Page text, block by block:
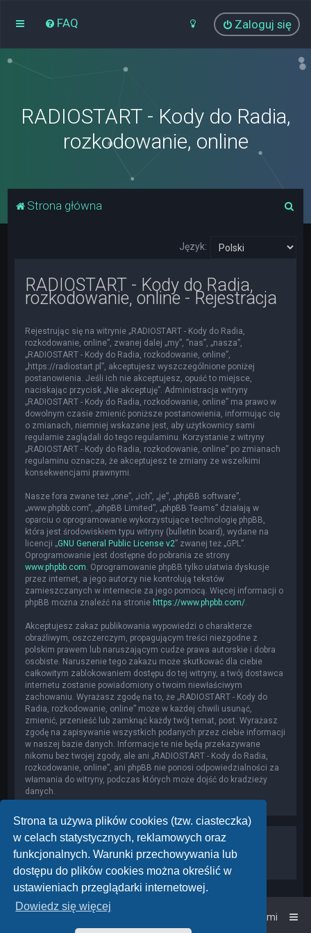
Strona ta używa plików cookies (tzw. ciasteczka)
w celach statystycznych, reklamowych oraz
funkcjonalnych. Warunki przechowywania lub
dostępu do plików cookies można określić w
ustawieniach przeglądarki internetowej.
Dowiedz się więcej
FAQ Zaloguj się
RADIOSTART - Kody do Radia,
rozkodowanie, online
Strona główna
Język:
RADIOSTART - Kody do Radia,
rozkodowanie, online - Rejestracja
Rejestrując się na witrynie „RADIOSTART - Kody do Radia,
rozkodowanie, online”, zwanej dalej „my”, ”nas”, „nasza”,
„RADIOSTART - Kody do Radia, rozkodowanie, online”,
„https://radiostart.pl”, akceptujesz wyszczególnione poniżej
postanowienia. Jeśli ich nie akceptujesz, opuść to miejsce,
naciskając przycisk „Nie akceptuję”. Administracja witryny
„RADIOSTART - Kody do Radia, rozkodowanie, online” ma prawo w
dowolnym czasie zmienić poniższe postanowienia, informując cię
o zmianach, niemniej wskazane jest, aby użytkownicy sami
regularnie zaglądali do tego regulaminu. Korzystanie z witryny
„RADIOSTART - Kody do Radia, rozkodowanie, online” po zmianach
regulaminu oznacza, że akceptujesz te zmiany ze wszelkimi
konsekwencjami prawnymi.
Nasze fora zwane też „one”, „ich”, „je”, „phpBB software”,
„www.phpbb.com”, „phpBB Limited”, „phpBB Teams” działają w
oparciu o oprogramowanie wykorzystujące technologię phpBB,
która jest środowiskiem typu witryny (bulletin board), wydane na
licencji „GNU General Public License v2” zwanej też „GPL”.
Oprogramowanie jest dostępne do pobrania ze strony
www.phpbb.com . Oprogramowanie phpBB tylko ułatwia dyskusje
przez internet, a jego autorzy nie kontrolują tekstów
zamieszczanych w internecie za jego pomocą. Więcej informacji o
phpBB można znaleźć na stronie https://www.phpbb.com/
Akceptujesz zakaz publikowania wypowiedzi o charakterze
obraźliwym, oszczerczym, propagującym treści niezgodne z
polskim prawem lub naruszającym cudze prawa autorskie i dobra
osobiste. Naruszenie tego zakazu może skutkować dla ciebie
całkowitym zablokowaniem dostępu do tej witryny, a twój dostawca
internetu zostanie powiadomiony o twoim niewłaściwym
zachowaniu. Wyrażasz zgodę na to, że „RADIOSTART - Kody do
Radia, rozkodowanie, online” może w każdej chwili usunąć,
zmienić, przenieść lub zamknąć każdy twój temat, post. Wyrażasz
zgodę na zapisywanie wszystkich podanych przez ciebie informacji
w naszej bazie danych. Informacje te nie będą przekazywane
nikomu bez twojej zgody, ale ani „RADIOSTART - Kody do Radia,
rozkodowanie, online”, ani phpBB nie ponosi odpowiedzialności za
włamania do witryny, podczas których może dojść do kradzieży
danych.
Strona główna Kontakt z nami